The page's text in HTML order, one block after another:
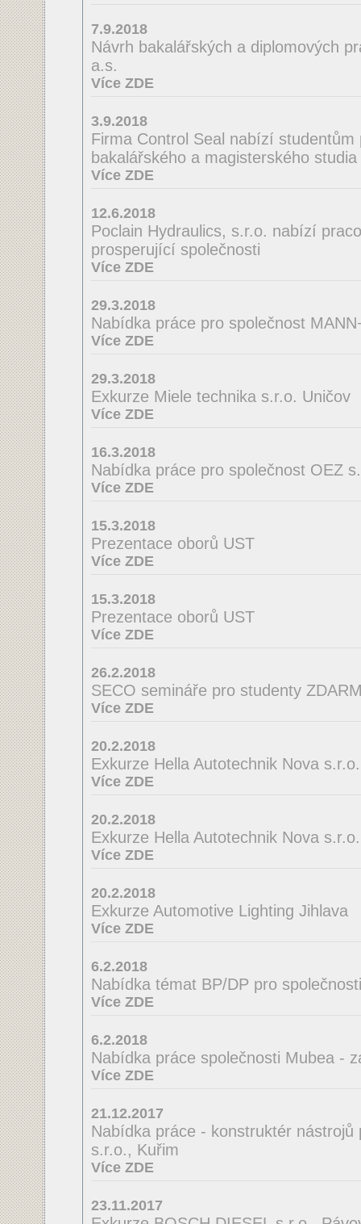
7.9.2018
Návrh bakalářských a diplomových
a.s.
Více ZDE
3.9.2018
Firma Control Seal nabízí
bakalářského a magisterského
Více ZDE
12.6.2018
Poclain Hydraulics, s.r.o. nabízí
prosperující společnosti
Více ZDE
29.3.2018
Nabídka práce pro společnost
Více ZDE
29.3.2018
Exkurze Miele technika s.r.o. Uničov
Více ZDE
16.3.2018
Nabídka práce pro společnost OEZ
Více ZDE
15.3.2018
Prezentace oborů UST
Více ZDE
15.3.2018
Prezentace oborů UST
Více ZDE
26.2.2018
SECO semináře pro studenty
Více ZDE
20.2.2018
Exkurze Hella Autotechnik Nova
Více ZDE
20.2.2018
Exkurze Hella Autotechnik Nova
Více ZDE
20.2.2018
Exkurze Automotive Lighting Jihlava
Více ZDE
6.2.2018
Nabídka témat BP/DP pro
Více ZDE
6.2.2018
Nabídka práce společnosti Mubea -
Více ZDE
21.12.2017
Nabídka práce - konstruktér
s.r.o., Kuřim
Více ZDE
23.11.2017